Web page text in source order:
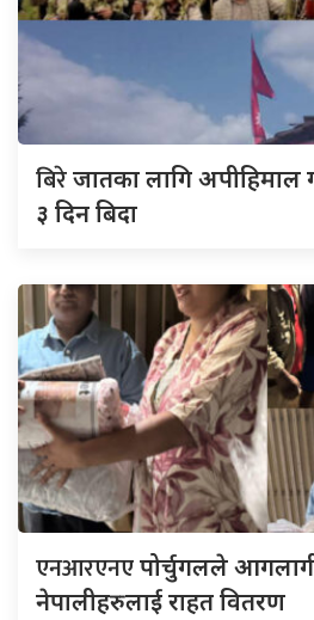
बिरेजातका लागि अपीहिमाल
३ दिन बिदा
एनआरएनएपोर्चुगलले
नेपालीहरुलाई राहत वितरण